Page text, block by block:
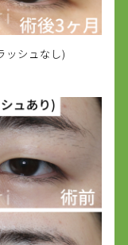
ッシュなし)